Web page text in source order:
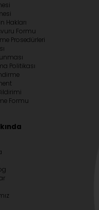
Hakları
Formu
Prosedürleri
Politikası
Formu